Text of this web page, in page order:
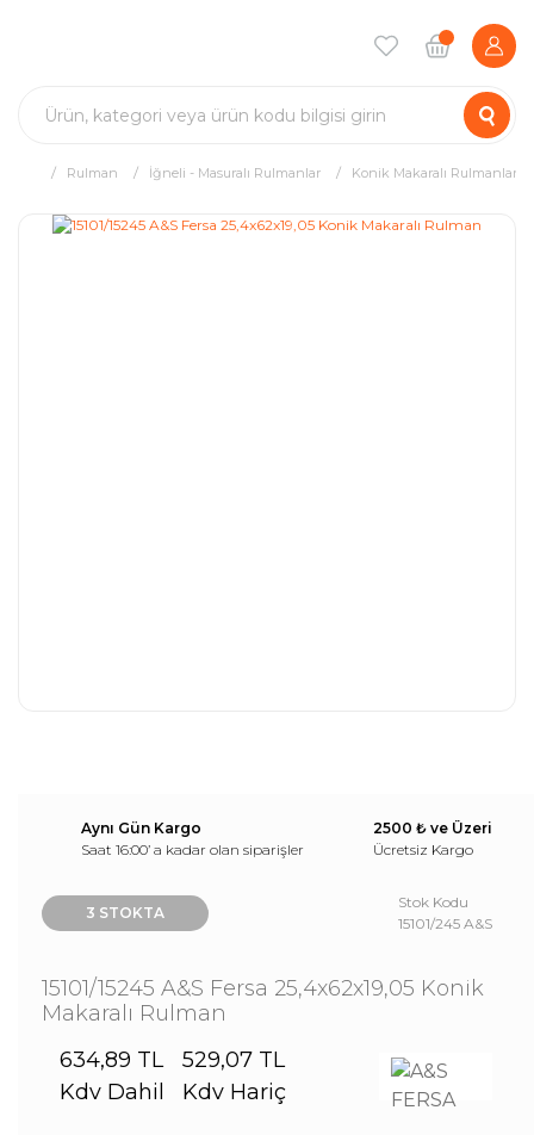
Rulman İğneli - Masuralı Rulmanlar Konik Makaralı Rulmanlar
Aynı Gün Kargo
Saat 16:00’ a kadar olan siparişler
2500 ₺ ve Üzeri
Ücretsiz Kargo
3 STOKTA
Stok Kodu
15101/245 A&S
15101/15245 A&S Fersa 25,4x62x19,05 Konik
Makaralı Rulman
634,89 TL
Kdv Dahil
529,07 TL
Kdv Hariç